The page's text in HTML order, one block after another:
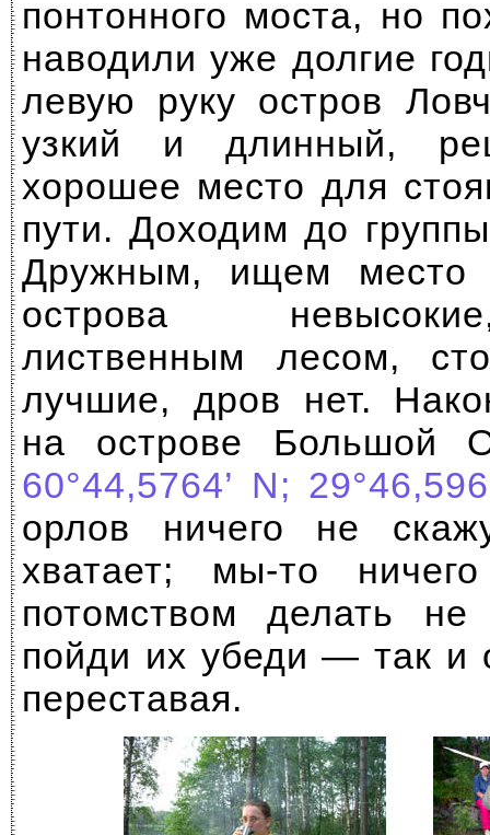
понтонного моста, но
наводили уже долгие
левую руку остров
узкий и длинный,
хорошее место для
пути. Доходим до
Дружным, ищем место
острова
лиственным лесом,
лучшие, дров нет.
на острове Большой
60°44,5764’ N;
орлов ничего не
хватает; мы-то
потомством делать
пойди их убеди — так и
переставая.